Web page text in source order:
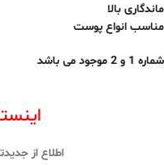
ماندگاری بالا
مناسب انواع پوست
شماره 1 و 2 موجود می باشد
اطلاع از